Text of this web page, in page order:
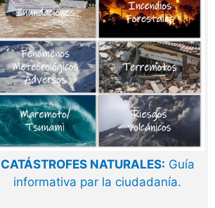
CATÁSTROFES NATURALES: Guía
informativa par la ciudadanía.